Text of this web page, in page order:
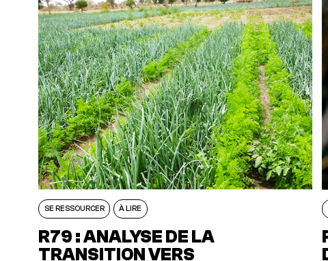
SE RESSOURCER À LIRE
R79 : ANALYSE DE LA
TRANSITION VERS